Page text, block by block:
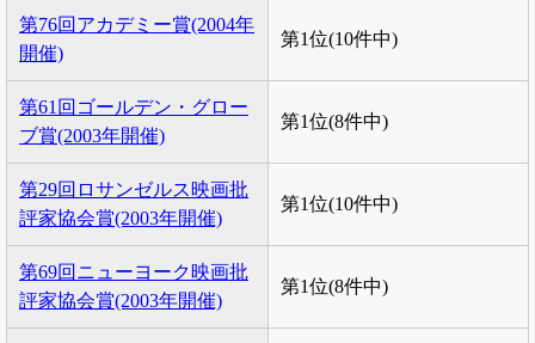
第76回アカデミー賞(2004年
開催)
第1位(10件中)
第61回ゴールデン・グロー
ブ賞(2003年開催)
第1位(8件中)
第29回ロサンゼルス映画批
評家協会賞(2003年開催)
第1位(10件中)
第69回ニューヨーク映画批
評家協会賞(2003年開催)
第1位(8件中)